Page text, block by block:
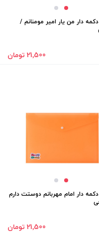
دار من یار امیر مومنانم /
21٬500 تومان
دار امام مهربانم دوستت دارم
21٬500 تومان